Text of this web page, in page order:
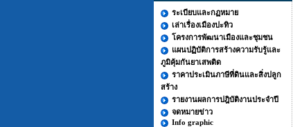
ระเบียบและกฏหมาย
เล่าเรื่องเมืองปะทิว
โครงการพัฒนาเมืองและชุมชน
แผนปฏิบัติการสร้างความรับรู้และ
ภูมิคุ้มกันยาเสพติด
ราคาประเมินภาษีที่ดินและสิ่งปลูก
สร้าง
รายงานผลการปฎิบัติงานประจำปี
จดหมายข่าว
Info graphic